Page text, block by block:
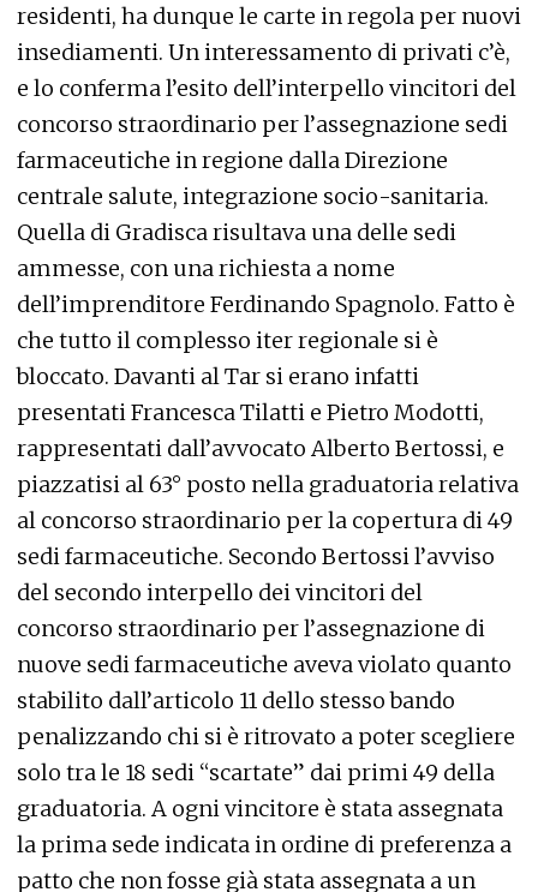
residenti, ha dunque le carte in regola per nuovi
insediamenti. Un interessamento di privati c’è,
e lo conferma l’esito dell’interpello vincitori del
concorso straordinario per l’assegnazione sedi
farmaceutiche in regione dalla Direzione
centrale salute, integrazione socio-sanitaria.
Quella di Gradisca risultava una delle sedi
ammesse, con una richiesta a nome
dell’imprenditore Ferdinando Spagnolo. Fatto è
che tutto il complesso iter regionale si è
bloccato. Davanti al Tar si erano infatti
presentati Francesca Tilatti e Pietro Modotti,
rappresentati dall’avvocato Alberto Bertossi, e
piazzatisi al 63° posto nella graduatoria relativa
al concorso straordinario per la copertura di 49
sedi farmaceutiche. Secondo Bertossi l’avviso
del secondo interpello dei vincitori del
concorso straordinario per l’assegnazione di
nuove sedi farmaceutiche aveva violato quanto
stabilito dall’articolo 11 dello stesso bando
penalizzando chi si è ritrovato a poter scegliere
solo tra le 18 sedi “scartate” dai primi 49 della
graduatoria. A ogni vincitore è stata assegnata
la prima sede indicata in ordine di preferenza a
patto che non fosse già stata assegnata a un